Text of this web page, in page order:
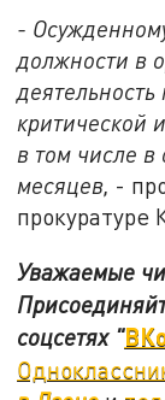
-
должности в
деятельность
критической
в том числе в
месяцев, -
прокуратуре
Уважаемые
соцсетях "